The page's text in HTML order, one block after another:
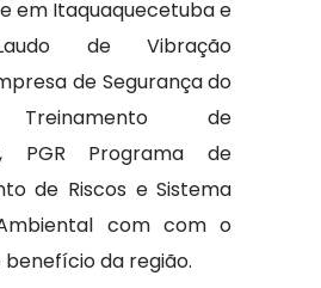
em Itaquaquecetuba e
de Vibração
de Segurança do
Treinamento de
PGR Programa de
de Riscos e Sistema
com com o
da região.